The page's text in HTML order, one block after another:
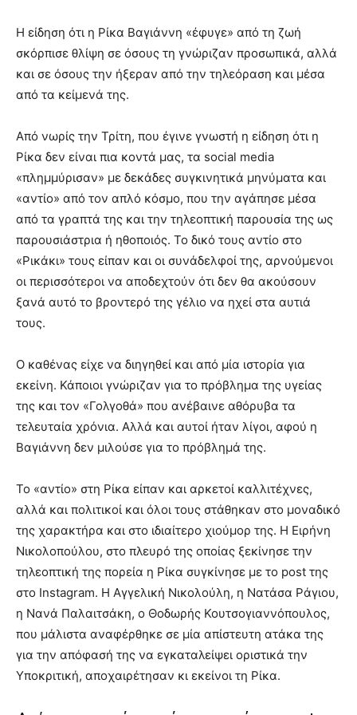
Η είδηση ότι η Ρίκα Βαγιάννη «έφυγε» από τη ζωή
σκόρπισε θλίψη σε όσους τη γνώριζαν προσωπικά, αλλά
και σε όσους την ήξεραν από την τηλεόραση και μέσα
από τα κείμενά της.
Από νωρίς την Τρίτη, που έγινε γνωστή η είδηση ότι η
Ρίκα δεν είναι πια κοντά μας, τα social media
«πλημμύρισαν» με δεκάδες συγκινητικά μηνύματα και
«αντίο» από τον απλό κόσμο, που την αγάπησε μέσα
από τα γραπτά της και την τηλεοπτική παρουσία της ως
παρουσιάστρια ή ηθοποιός. Το δικό τους αντίο στο
«Ρικάκι» τους είπαν και οι συνάδελφοί της, αρνούμενοι
οι περισσότεροι να αποδεχτούν ότι δεν θα ακούσουν
ξανά αυτό το βροντερό της γέλιο να ηχεί στα αυτιά
τους.
Ο καθένας είχε να διηγηθεί και από μία ιστορία για
εκείνη. Κάποιοι γνώριζαν για το πρόβλημα της υγείας
της και τον «Γολγοθά» που ανέβαινε αθόρυβα τα
τελευταία χρόνια. Αλλά και αυτοί ήταν λίγοι, αφού η
Βαγιάννη δεν μιλούσε για το πρόβλημά της.
Το «αντίο» στη Ρίκα είπαν και αρκετοί καλλιτέχνες,
αλλά και πολιτικοί και όλοι τους στάθηκαν στο μοναδικό
της χαρακτήρα και στο ιδιαίτερο χιούμορ της. Η Ειρήνη
Νικολοπούλου, στο πλευρό της οποίας ξεκίνησε την
τηλεοπτική της πορεία η Ρίκα συγκίνησε με το post της
στο Instagram. Η Αγγελική Νικολούλη, η Νατάσα Ράγιου,
η Νανά Παλαιτσάκη, ο Θοδωρής Κουτσογιαννόπουλος,
που μάλιστα αναφέρθηκε σε μία απίστευτη ατάκα της
για την απόφασή της να εγκαταλείψει οριστικά την
Υποκριτική, αποχαιρέτησαν κι εκείνοι τη Ρίκα.